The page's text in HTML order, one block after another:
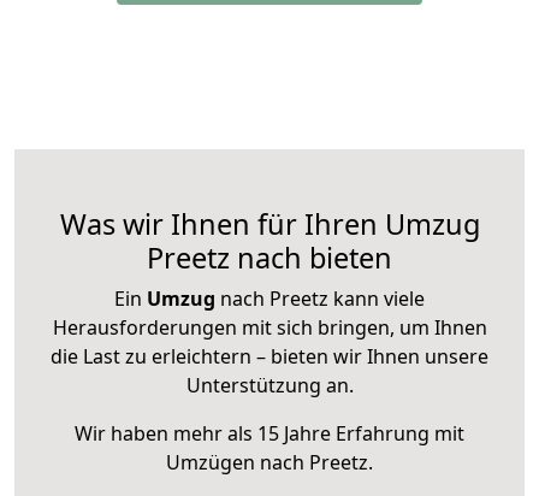
Was wir Ihnen für Ihren Umzug
Preetz nach bieten
Ein Umzug nach Preetz kann viele
Herausforderungen mit sich bringen, um Ihnen
die Last zu erleichtern – bieten wir Ihnen unsere
Unterstützung an.
Wir haben mehr als 15 Jahre Erfahrung mit
Umzügen nach Preetz.